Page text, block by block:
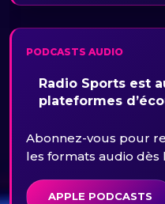
PODCASTS AUDIO
Radio Sports est
plateformes
Abonnez-vous pour
les formats audio
APPLE PODCASTS